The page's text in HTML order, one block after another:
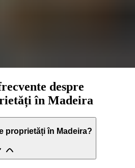
despre
în Madeira
proprietăți în Madeira?